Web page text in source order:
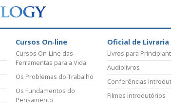
Cursos On‑line
Cursos On‑Line das
Ferramentas para a Vida
Os Problemas do Trabalho
Os Fundamentos do
Pensamento
Oficial de Livraria
Livros para
Audiolivros
Conferências
Filmes Introdutórios